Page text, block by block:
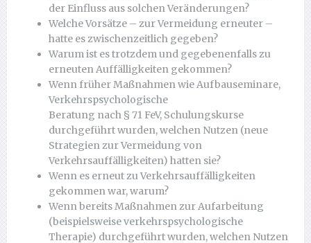
der Einfluss aus solchen Veränderungen?
Welche Vorsätze – zur Vermeidung erneuter –
hatte es zwischenzeitlich gegeben?
Warum ist es trotzdem und gegebenenfalls zu
erneuten Auffälligkeiten gekommen?
Wenn früher Maßnahmen wie Aufbauseminare,
Verkehrspsychologische
Beratung nach § 71 FeV, Schulungskurse
durchgeführt wurden, welchen Nutzen (neue
Strategien zur Vermeidung von
Verkehrsauffälligkeiten) hatten sie?
Wenn es erneut zu Verkehrsauffälligkeiten
gekommen war, warum?
Wenn bereits Maßnahmen zur Aufarbeitung
(beispielsweise verkehrspsychologische
Therapie) durchgeführt wurden, welchen Nutzen